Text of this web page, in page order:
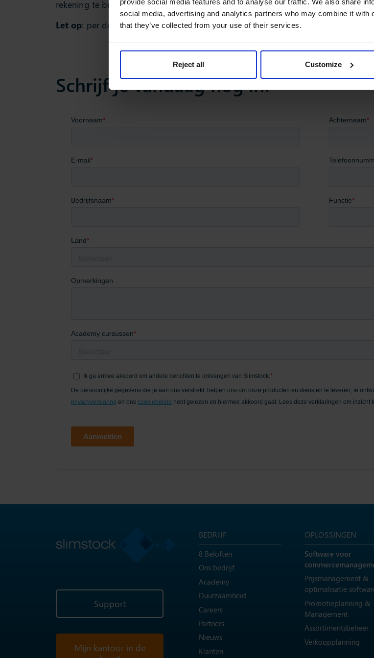
provide social media features and to analyse our traffic. We also share
social media, advertising and analytics partners who may combine it with
that they’ve collected from your use of their services.
Reject all Customize
rekening te brengen.
Let op: per deelnemend bedrijf mogen er maximaal 2 personen tegelijk aan een
Schrijf je vandaag nog in!
Support
Mijn kantoor in de
BEDRIJF
8 Beloften
Ons bedrijf
Academy
Duurzaamheid
Careers
Partners
Nieuws
Klanten
OPLOSSINGEN
Software voor
Prijsmanagement & -
optimalisatie
Promotieplanning &
Management
Assortimentsbeheer
Verkoopplanning